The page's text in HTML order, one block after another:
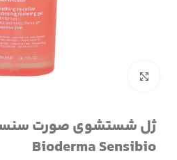
برای بزرگنمایی کلیک کنید
ژل شستشوی صورت
Bioderma Sensibio